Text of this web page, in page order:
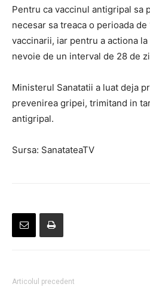
Pentru ca vaccinul antigripal sa
necesar sa treaca o perioada
vaccinarii, iar pentru a actiona
nevoie de un interval de 28 de
Ministerul Sanatatii a luat deja
prevenirea gripei, trimitand in
antigripal.
Sursa: SanatateaTV
Articolul precedent